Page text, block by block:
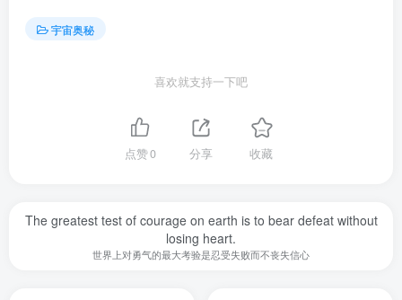
宇宙奥秘
喜欢就支持一下吧
点赞0 分享 收藏
The greatest test of courage on earth is to bear defeat without
losing heart.
世界上对勇气的最大考验是忍受失败而不丧失信心